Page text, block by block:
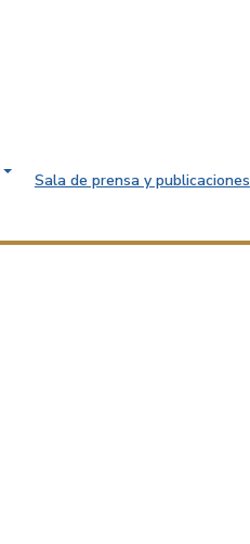
Sala de prensa y publicaciones